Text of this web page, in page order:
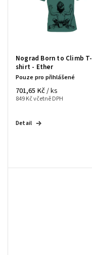
Nograd Born to Climb T-
shirt - Ether
Pouze pro přihlášené
849 Kč včetně DPH
701,65 Kč/ ks
Detail